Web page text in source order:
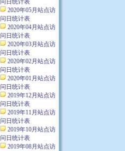
问日统计表
2020年05月站点访
问日统计表
2020年04月站点访
问日统计表
2020年03月站点访
问日统计表
2020年02月站点访
问日统计表
2020年01月站点访
问日统计表
2019年12月站点访
问日统计表
2019年11月站点访
问日统计表
2019年10月站点访
问日统计表
2019年08月站点访